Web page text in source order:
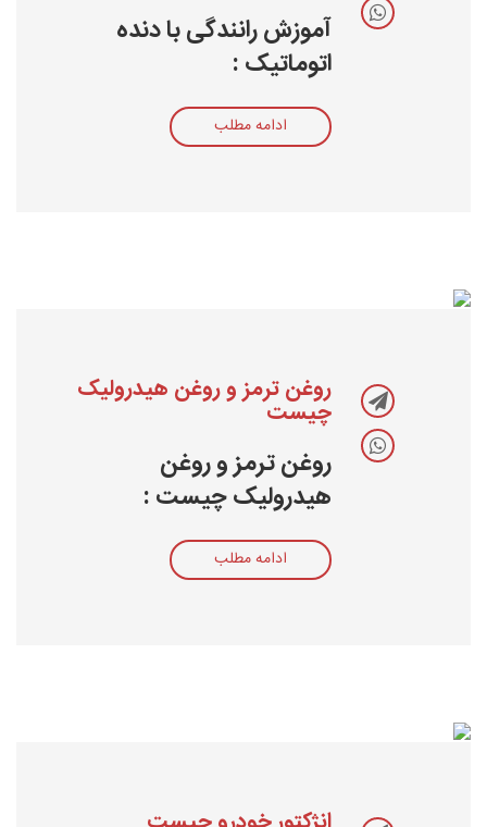
آموزش رانندگی با دنده
اتوماتیک :
ادامه مطلب
روغن ترمز و روغن هیدرولیک
چیست
روغن ترمز و روغن
هیدرولیک چیست :
ادامه مطلب